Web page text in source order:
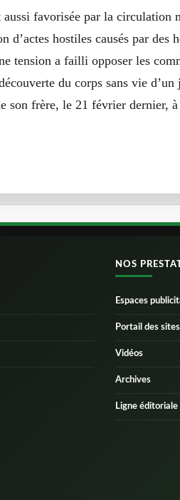
favorisée par la circulation
hostiles causés par des
tension a failli opposer les
du corps sans vie
son frère, le 21 février dernier,
NOS
Espaces
Portail des
Vidéos
Archives
Ligne éditoriale